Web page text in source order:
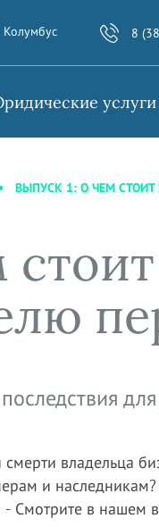
Колумбус 8
услуги
ВЫПУСК 1: О ЧЕМ
владельца
и
Смотрите в нашем